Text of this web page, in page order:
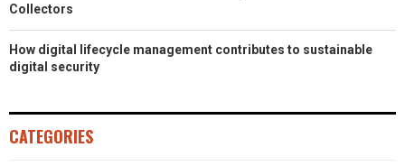
Collectors
How digital lifecycle management contributes to sustainable
digital security
CATEGORIES